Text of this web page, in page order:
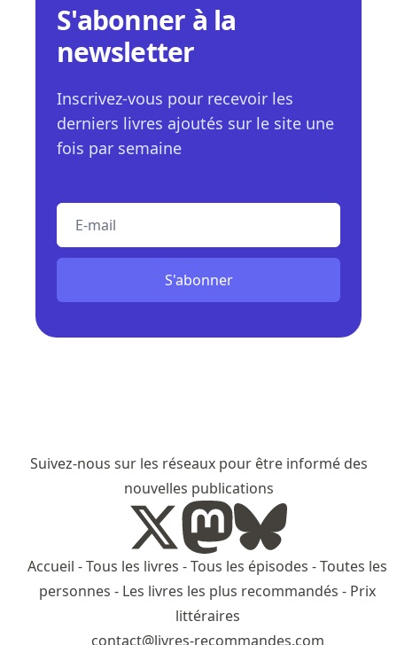
S'abonner à la
newsletter
Inscrivez-vous pour recevoir les
derniers livres ajoutés sur le site une
fois par semaine
E-mail
S'abonner
Suivez-nous sur les réseaux pour être informé des
nouvelles publications
Accueil -Tous les livres -Tous les épisodes -Toutes les
personnes - Les livres les plus recommandés - Prix
littéraires
contact@livres-recommandes.com